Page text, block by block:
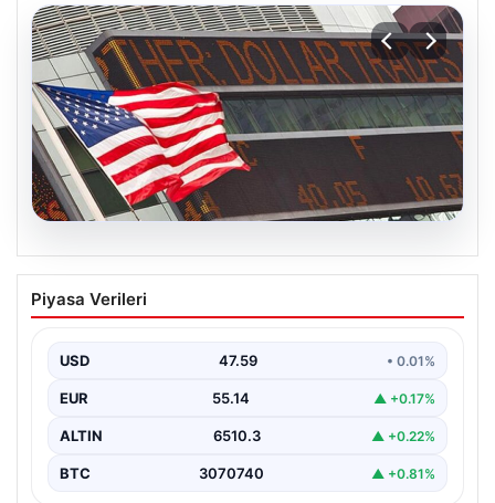
05.08.2026
FED faiz kararı ne zaman açıklanacak?
Nisan ayı faiz beklentisi belli oldu
Piyasa Verileri
USD 47.59 • 0.01%
EUR 55.14 ▲ +0.17%
ALTIN 6510.3 ▲ +0.22%
BTC 3070740 ▲ +0.81%